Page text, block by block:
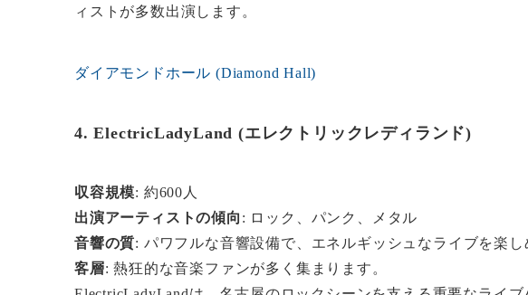
ィストが多数出演します。
ダイアモンドホール (Diamond Hall)
4. ElectricLadyLand (エレクトリックレディランド)
収容規模: 約600人
出演アーティストの傾向 : ロック、パンク、メタル
音響の質: パワフルな音響設備で、エネルギッシュなライブを楽し
客層: 熱狂的な音楽ファンが多く集まります。